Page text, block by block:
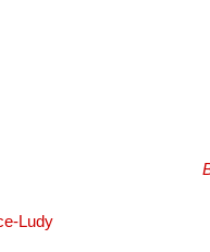
Ludy